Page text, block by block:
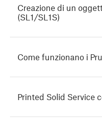
Creazione di un
(SL1/SL1S)
Come funzionano i
Printed Solid Service